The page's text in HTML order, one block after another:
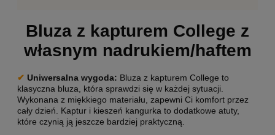
Bluza z kapturem College z
własnym nadrukiem/haftem
✔ Uniwersalna wygoda: Bluza z kapturem College to
klasyczna bluza, która sprawdzi się w każdej sytuacji.
Wykonana z miękkiego materiału, zapewni Ci komfort przez
cały dzień. Kaptur i kieszeń kangurka to dodatkowe atuty,
które czynią ją jeszcze bardziej praktyczną.